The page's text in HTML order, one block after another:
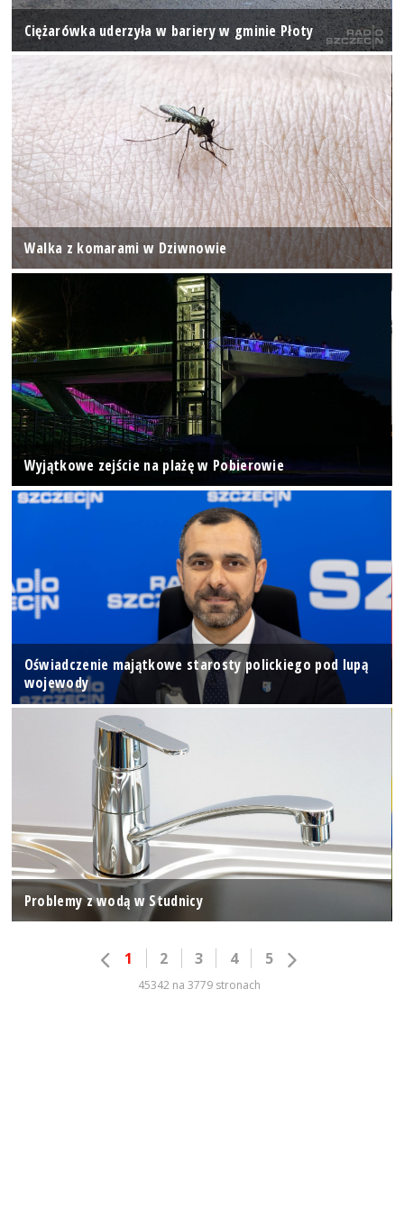
Ciężarówka uderzyła w bariery w gminie Płoty
Walka z komarami w Dziwnowie
Wyjątkowe zejście na plażę w Pobierowie
Oświadczenie majątkowe starosty polickiego pod lupą
wojewody
Problemy z wodą w Studnicy
1 2 3 4 5
45342 na 3779 stronach